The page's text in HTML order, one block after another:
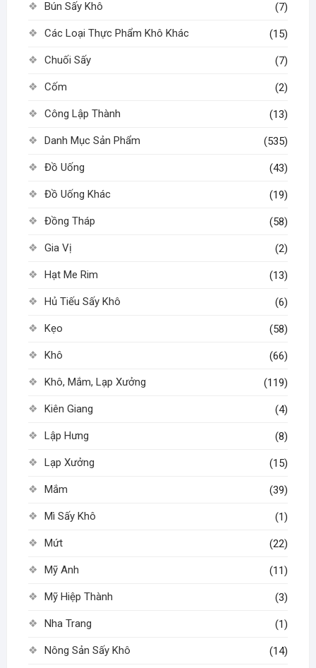
Bún Sấy Khô (7)
Các Loại Thực Phẩm Khô Khác (15)
Chuối Sấy (7)
Cốm (2)
Công Lập Thành (13)
Danh Mục Sản Phẩm (535)
Đồ Uống (43)
Đồ Uống Khác (19)
Đồng Tháp (58)
Gia Vị (2)
Hạt Me Rim (13)
Hủ Tiếu Sấy Khô (6)
Kẹo (58)
Khô (66)
Khô, Mắm, Lạp Xưởng (119)
Kiên Giang (4)
Lập Hưng (8)
Lạp Xưởng (15)
Mắm (39)
Mì Sấy Khô (1)
Mứt (22)
Mỹ Anh (11)
Mỹ Hiệp Thành (3)
Nha Trang (1)
Nông Sản Sấy Khô (14)